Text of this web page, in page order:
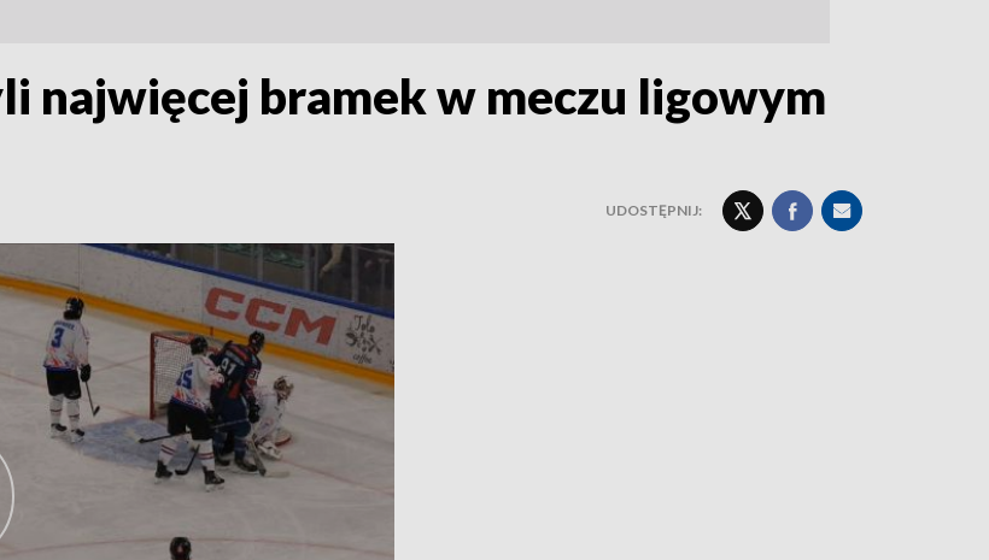
najwięcej bramek w meczu ligowym
UDOSTĘPNIJ: